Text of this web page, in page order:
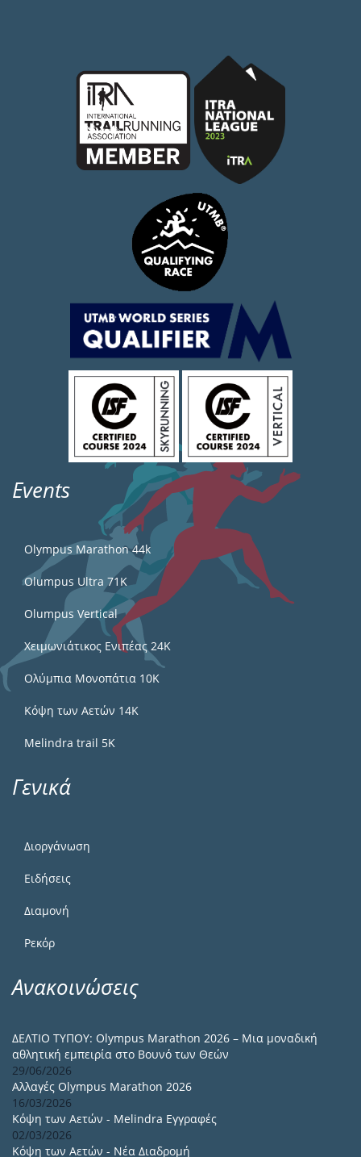
Events
Olympus Marathon 44k
Olumpus Ultra 71K
Olumpus Vertical
Χειμωνιάτικος Ενιπέας 24Κ
Ολύμπια Μονοπάτια 10Κ
Κόψη των Αετών 14Κ
Melindra trail 5Κ
Γενικά
Διοργάνωση
Ειδήσεις
Διαμονή
Ρεκόρ
Ανακοινώσεις
ΔΕΛΤΙΟ ΤΥΠΟΥ: Olympus Marathon 2026 – Μια μοναδική
αθλητική εμπειρία στο Βουνό των Θεών
29/06/2026
Αλλαγές Olympus Marathon 2026
16/03/2026
Κόψη των Αετών - Melindra Εγγραφές
02/03/2026
Κόψη των Αετών - Νέα Διαδρομή